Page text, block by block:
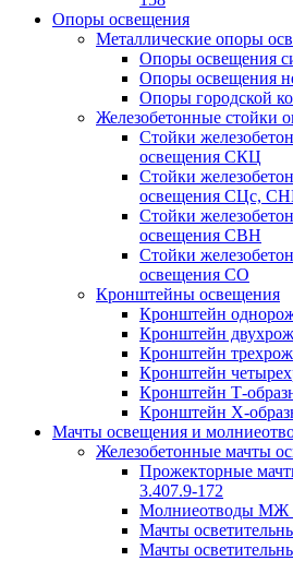
Опоры освещения
Металлические опоры
Опоры освещения
Опоры освещения
Опоры городской
Железобетонные стойки
Стойки
освещения СКЦ
Стойки
освещения СЦс,
Стойки
освещения СВН
Стойки
освещения СО
Кронштейны освещения
Кронштейн
Кронштейн
Кронштейн
Кронштейн
Кронштейн Т-
Кронштейн Х-
Мачты освещения и
Железобетонные мачты
Прожекторные
3.407.9-172
Молниеотводы МЖ
Мачты
Мачты